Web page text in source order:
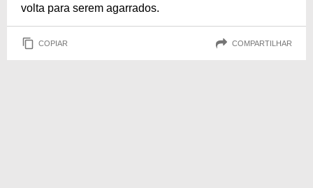
volta para serem agarrados.
COPIAR COMPARTILHAR